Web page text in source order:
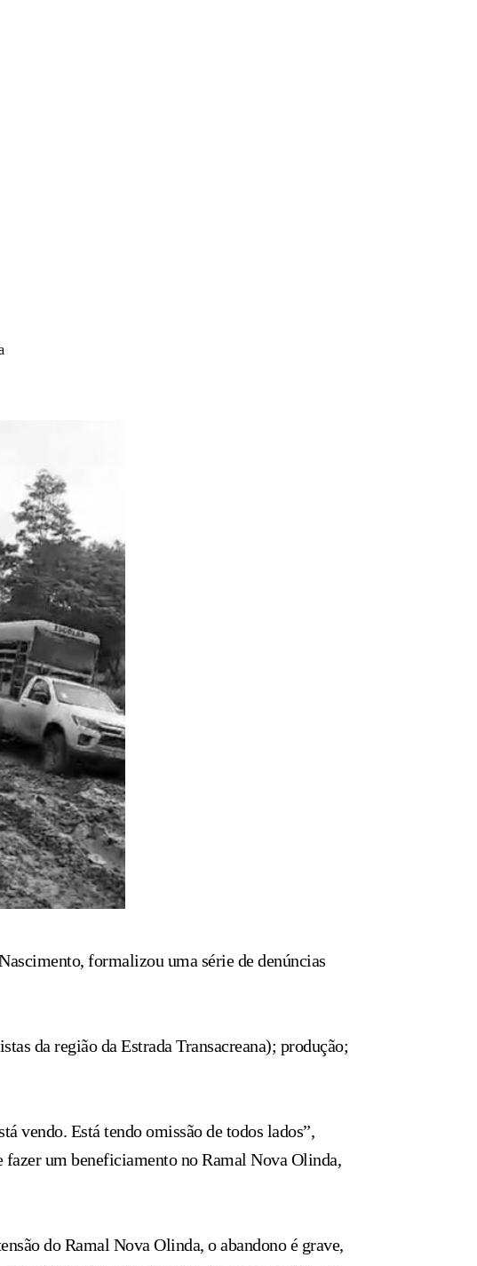
formalizou uma série de denúncias
da região da Estrada Transacreana); produção;
vendo. Está tendo omissão de todos lados”,
um beneficiamento no Ramal Nova Olinda,
do Ramal Nova Olinda, o abandono é grave,